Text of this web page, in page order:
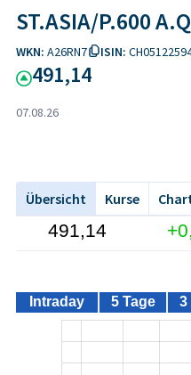
ST.ASIA/P.600
WKN: A26RN7 ISIN:
491,14
07.08.26
Übersicht
Kurse
491,14
Intraday 5 Tage 3